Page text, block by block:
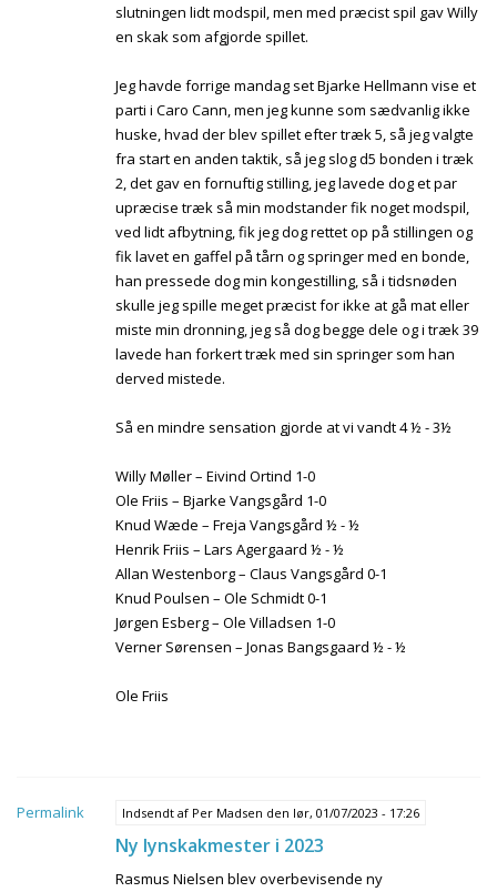
slutningen lidt modspil, men med præcist spil gav Willy
en skak som afgjorde spillet.
Jeg havde forrige mandag set Bjarke Hellmann vise et
parti i Caro Cann, men jeg kunne som sædvanlig ikke
huske, hvad der blev spillet efter træk 5, så jeg valgte
fra start en anden taktik, så jeg slog d5 bonden i træk
2, det gav en fornuftig stilling, jeg lavede dog et par
upræcise træk så min modstander fik noget modspil,
ved lidt afbytning, fik jeg dog rettet op på stillingen og
fik lavet en gaffel på tårn og springer med en bonde,
han pressede dog min kongestilling, så i tidsnøden
skulle jeg spille meget præcist for ikke at gå mat eller
miste min dronning, jeg så dog begge dele og i træk 39
lavede han forkert træk med sin springer som han
derved mistede.
Så en mindre sensation gjorde at vi vandt 4 ½ - 3½
Willy Møller – Eivind Ortind 1-0
Ole Friis – Bjarke Vangsgård 1-0
Knud Wæde – Freja Vangsgård ½ - ½
Henrik Friis – Lars Agergaard ½ - ½
Allan Westenborg – Claus Vangsgård 0-1
Knud Poulsen – Ole Schmidt 0-1
Jørgen Esberg – Ole Villadsen 1-0
Verner Sørensen – Jonas Bangsgaard ½ - ½
Ole Friis
Permalink Indsendt af Per Madsen den lør, 01/07/2023 - 17:26
Ny lynskakmester i 2023
Rasmus Nielsen blev overbevisende ny